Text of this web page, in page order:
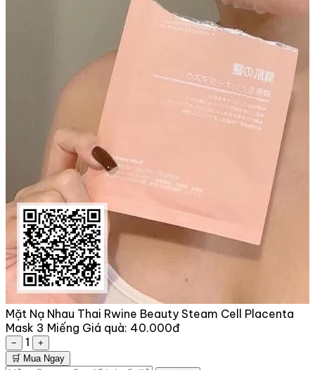
Mặt Nạ Nhau Thai Rwine Beauty Steam Cell Placenta
Mask 3 Miếng Giá quà: 40.000đ
− 1
+
🛒 Mua Ngay